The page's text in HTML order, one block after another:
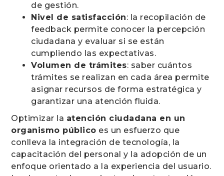
de gestión.
Nivel de satisfacción: la recopilación de
feedback permite conocer la percepción
ciudadana y evaluar si se están
cumpliendo las expectativas.
Volumen de trámites: saber cuántos
trámites se realizan en cada área permite
asignar recursos de forma estratégica y
garantizar una atención fluida.
Optimizar la atención ciudadana en un
organismo público es un esfuerzo que
conlleva la integración de tecnología, la
capacitación del personal y la adopción de un
enfoque orientado a la experiencia del usuario.